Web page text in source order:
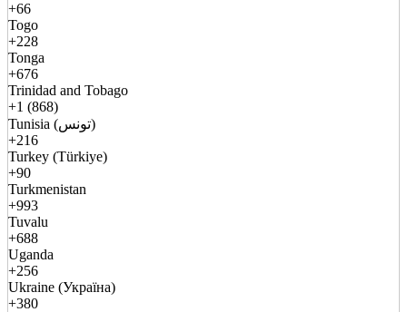
+66
Togo
+228
Tonga
+676
Trinidad and Tobago
+1 (868)
Tunisia (تونس)
+216
Turkey (Türkiye)
+90
Turkmenistan
+993
Tuvalu
+688
Uganda
+256
Ukraine (Україна)
+380